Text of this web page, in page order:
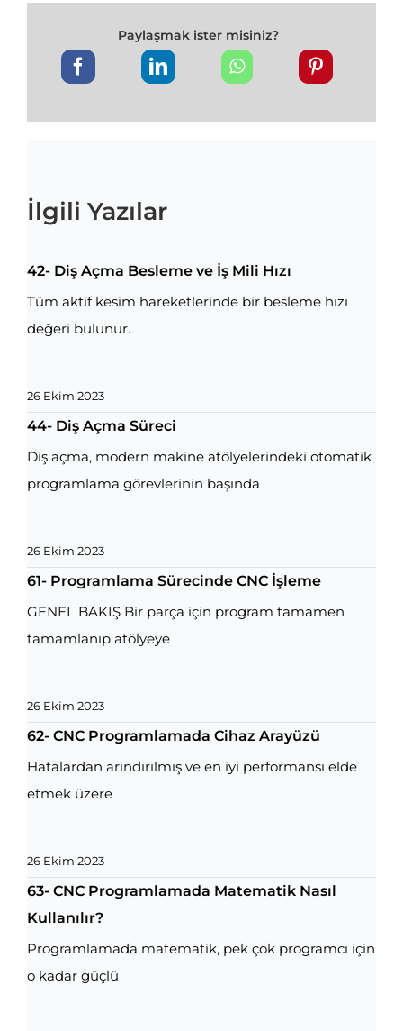
Paylaşmak ister misiniz?
İlgili Yazılar
42- Diş Açma Besleme ve İş Mili Hızı
Tüm aktif kesim hareketlerinde bir besleme hızı
değeri bulunur.
26 Ekim 2023
44- Diş Açma Süreci
Diş açma, modern makine atölyelerindeki otomatik
programlama görevlerinin başında
26 Ekim 2023
61- Programlama Sürecinde CNC İşleme
GENEL BAKIŞ Bir parça için program tamamen
tamamlanıp atölyeye
26 Ekim 2023
62- CNC Programlamada Cihaz Arayüzü
Hatalardan arındırılmış ve en iyi performansı elde
etmek üzere
26 Ekim 2023
63- CNC Programlamada Matematik Nasıl
Kullanılır?
Programlamada matematik, pek çok programcı için
o kadar güçlü